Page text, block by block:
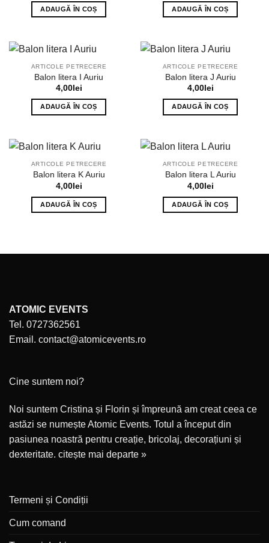
ADAUGĂ ÎN COȘ ADAUGĂ ÎN COȘ
ARTICOLE PETRECERE
Balon litera I Auriu
4,00lei
ADAUGĂ ÎN COȘ
ARTICOLE PETRECERE
Balon litera J Auriu
4,00lei
ADAUGĂ ÎN COȘ
ARTICOLE PETRECERE
Balon litera K Auriu
4,00lei
ADAUGĂ ÎN COȘ
ARTICOLE PETRECERE
Balon litera L Auriu
4,00lei
ADAUGĂ ÎN COȘ
ATOMIC EVENTS
Tel. 0727362561
Email. contact@atomicevents.ro
Cine suntem noi?
Noi suntem Cristina și Florin și împreună am creat ceea ce
astăzi se numește Atomic Events. Totul a început din
pasiunea noastră pentru creație, bricolaj, decorațiuni și
dexteritate. citește mai departe »
Termeni și Condiții
Cum comand